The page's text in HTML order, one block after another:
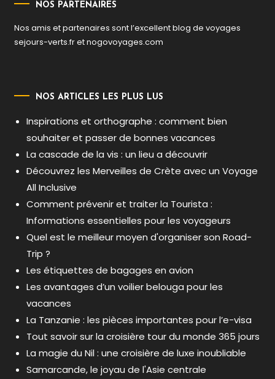
NOS PARTENAIRES
Nos amis et partenaires sont l’excellent blog de voyages
sejours-verts.fretnogovoyages.com
NOS ARTICLES LES PLUS LUS
Inspirations et orthographe : comment bien
souhaiter et passer de bonnes vacances
La cascade de la vis : un lieu a découvrir
Découvrez les Merveilles de Crète avec un Voyage
All Inclusive
Comment prévenir et traiter la Tourista :
Informations essentielles pour les voyageurs
Quel est le meilleur moyen d'organiser son Road-
Trip ?
Les étiquettes de bagages en avion
Les avantages d’un voilier belouga pour les
vacances
La Tanzanie : les pièces importantes pour l’e-visa
Tout savoir sur la croisière tour du monde 365 jours
La magie du Nil : une croisière de luxe inoubliable
Samarcande, le joyau de l'Asie centrale